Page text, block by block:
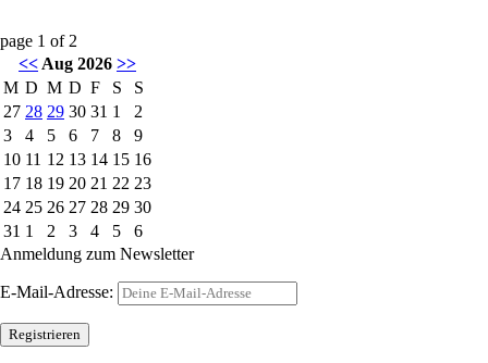
page 1 of 2
<< Aug 2026 >>
M D M D F S
S
27 28 29 30 31 1
2
3
4 5 6 7 8
9
10 11 12 13 14 15 16
17 18 19 20 21 22 23
24 25 26 27 28 29 30
31 1 2 3 4 5
6
Anmeldung zum Newsletter
E-Mail-Adresse: